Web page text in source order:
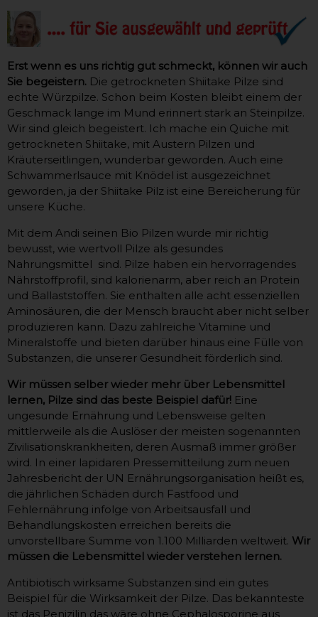
Erst wenn es uns richtig gut schmeckt, können wir auch
Sie begeistern. Die getrockneten Shiitake Pilze sind
echte Würzpilze. Schon beim Kosten bleibt einem der
Geschmack lange im Mund erinnert stark an Steinpilze.
Wir sind gleich begeistert. Ich mache ein Quiche mit
getrockneten Shiitake, mit Austern Pilzen und
Kräuterseitlingen, wunderbar geworden. Auch eine
Schwammerlsauce mit Knödel ist ausgezeichnet
geworden, ja der Shiitake Pilz ist eine Bereicherung für
unsere Küche.
Mit dem Andi seinen Bio Pilzen wurde mir richtig
bewusst, wie wertvoll Pilze als gesundes
Nahrungsmittel sind. Pilze haben ein hervorragendes
Nährstoffprofil, sind kalorienarm, aber reich an Protein
und Ballaststoffen. Sie enthalten alle acht essenziellen
Aminosäuren, die der Mensch braucht aber nicht selber
produzieren kann. Dazu zahlreiche Vitamine und
Mineralstoffe und bieten darüber hinaus eine Fülle von
Substanzen, die unserer Gesundheit förderlich sind.
Wir müssen selber wieder mehr über Lebensmittel
lernen, Pilze sind das beste Beispiel dafür! Eine
ungesunde Ernährung und Lebensweise gelten
mittlerweile als die Auslöser der meisten sogenannten
Zivilisationskrankheiten, deren Ausmaß immer größer
wird. In einer lapidaren Pressemitteilung zum neuen
Jahresbericht der UN Ernährungsorganisation heißt es,
die jährlichen Schäden durch Fastfood und
Fehlernährung infolge von Arbeitsausfall und
Behandlungskosten erreichen bereits die
unvorstellbare Summe von 1.100 Milliarden weltweit. Wir
müssen die Lebensmittel wieder verstehen lernen.
Antibiotisch wirksame Substanzen sind ein gutes
Beispiel für die Wirksamkeit der Pilze. Das bekannteste
ist das Penizilin das wäre ohne Cephalosporine aus